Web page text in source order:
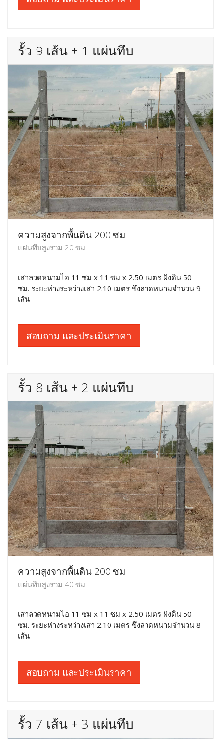
รั้ว 9 เส้น + 1 แผ่นทึบ
ความสูงจากพื้นดิน 200 ซม.
แผ่นทึบสูงรวม 20 ซม.
เสาลวดหนามไอ 11 ซม x 11 ซม x 2.50 เมตร ฝังดิน 50
ซม. ระยะห่างระหว่างเสา 2.10 เมตร ขึงลวดหนามจำนวน 9
เส้น
สอบถาม และประเมินราคา
รั้ว 8 เส้น + 2 แผ่นทึบ
ความสูงจากพื้นดิน 200 ซม.
แผ่นทึบสูงรวม 40 ซม.
เสาลวดหนามไอ 11 ซม x 11 ซม x 2.50 เมตร ฝังดิน 50
ซม. ระยะห่างระหว่างเสา 2.10 เมตร ขึงลวดหนามจำนวน 8
เส้น
สอบถาม และประเมินราคา
รั้ว 7 เส้น + 3 แผ่นทึบ